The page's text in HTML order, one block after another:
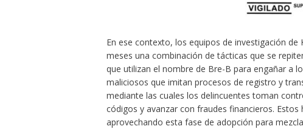
En ese contexto, los equipos de investigación
meses una combinación de tácticas que se
que utilizan el nombre de Bre-B para engañar a
maliciosos que imitan procesos de registro y
mediante las cuales los delincuentes toman
códigos y avanzar con fraudes financieros.
aprovechando esta fase de adopción para